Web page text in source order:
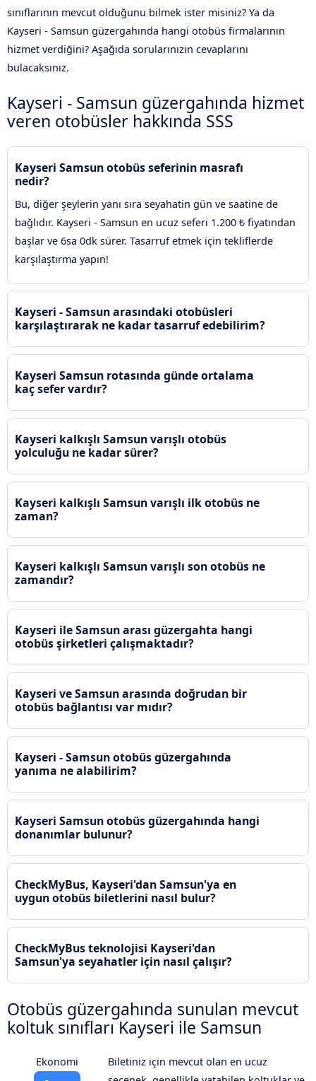
sınıflarının mevcut olduğunu bilmek ister misiniz? Ya da
Kayseri - Samsun güzergahında hangi otobüs firmalarının
hizmet verdiğini? Aşağıda sorularınızın cevaplarını
bulacaksınız.
Kayseri - Samsun güzergahında hizmet
veren otobüsler hakkında SSS
Kayseri Samsun otobüs seferinin masrafı
nedir?
Bu, diğer şeylerin yanı sıra seyahatin gün ve saatine de
bağlıdır. Kayseri - Samsun en ucuz seferi 1.200 ₺ fiyatından
başlar ve 6sa 0dk sürer. Tasarruf etmek için tekliflerde
karşılaştırma yapın!
Kayseri - Samsun arasındaki otobüsleri
karşılaştırarak ne kadar tasarruf edebilirim?
Kayseri Samsun rotasında günde ortalama
kaç sefer vardır?
Kayseri kalkışlı Samsun varışlı otobüs
yolculuğu ne kadar sürer?
Kayseri kalkışlı Samsun varışlı ilk otobüs ne
zaman?
Kayseri kalkışlı Samsun varışlı son otobüs ne
zamandır?
Kayseri ile Samsun arası güzergahta hangi
otobüs şirketleri çalışmaktadır?
Kayseri ve Samsun arasında doğrudan bir
otobüs bağlantısı var mıdır?
Kayseri - Samsun otobüs güzergahında
yanıma ne alabilirim?
Kayseri Samsun otobüs güzergahında hangi
donanımlar bulunur?
CheckMyBus, Kayseri'dan Samsun'ya en
uygun otobüs biletlerini nasıl bulur?
CheckMyBus teknolojisi Kayseri'dan
Samsun'ya seyahatler için nasıl çalışır?
Otobüs güzergahında sunulan mevcut
koltuk sınıfları Kayseri ile Samsun
Ekonomi
Biletiniz için mevcut olan en ucuz